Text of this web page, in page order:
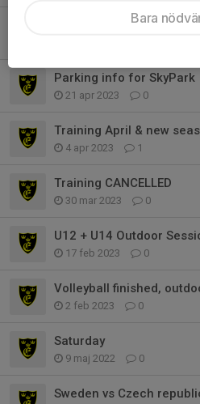
Change of training
Parking info for SkyPark
21 apr 2023 0
Training April & new
4 apr 2023 1
Training CANCELLED
30 mar 2023 0
U12 + U14 Outdoor
17 feb 2023 0
Volleyball finished,
2 feb 2023 0
Saturday
9 maj 2022 0
Sweden vs Czech
Bara